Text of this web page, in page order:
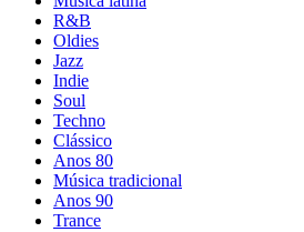
R&B
Oldies
Jazz
Indie
Soul
Techno
Clássico
Anos 80
Música tradicional
Anos 90
Trance